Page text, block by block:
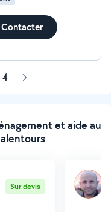
Contacter
4 Page
et aide au
Sur devis